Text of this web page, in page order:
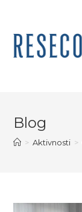
content
Blog
> Aktivnosti >